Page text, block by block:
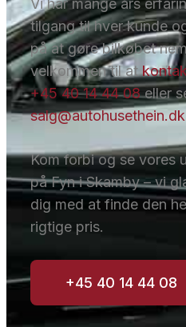
Vi har mange års
tilgang til hver kunde
på at gøre bilkøbet
velkommen til at
+45 40 14 44 08eller
salg@autohusethein.dk
Kom forbi og se vores
på Fyn i Skamby – vi
dig med at finde den
rigtige pris.
+45 40 14 44 08